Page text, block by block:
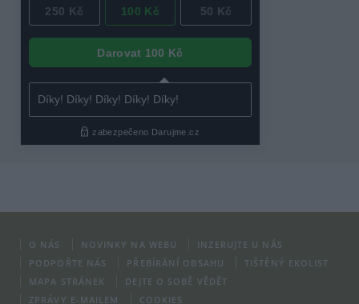
O NÁS NOVINKY NA WEBU
INZERUJTE U NÁS
PODPOŘTE NÁS
PŘEBÍRÁNÍ OBSAHU
TIŠTĚNÝ EKOLIST
MAPA STRÁNEK
DEJTE O SOBĚ VĚDĚT
ZPRÁVY E-MAILEM
COOKIES